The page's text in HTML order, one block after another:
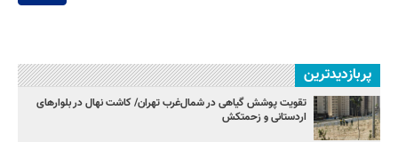
پربازدیدترین
تقویت پوشش گیاهی در شمال‌غرب تهران/ کاشت نهال در بلوارهای
اردستانی و زحمتکش